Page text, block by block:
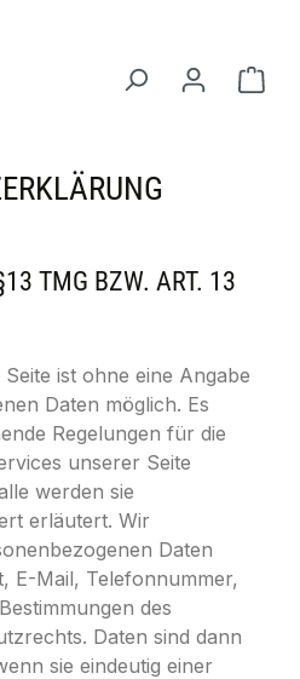
TMG BZW. ART. 13
ist ohne eine Angabe
Daten möglich. Es
Regelungen für die
unserer Seite
werden sie
erläutert. Wir
Daten
E-Mail, Telefonnummer,
des
Daten sind dann
sie eindeutig einer